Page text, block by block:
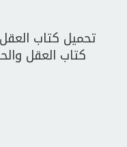
تحميل كتاب العقل
كتاب العقل